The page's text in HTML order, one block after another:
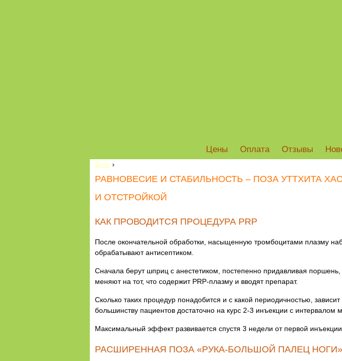
Цены Оплата Отзывы
Блог ›
РАВНОВЕСИЕ И СТАБИЛЬНОСТЬ – ПОЗА УТТХИТА
И ОТСТРОЙКОЙ
КАК ПРОВОДИТСЯ ПРОЦЕДУРА PRP
После окончательной обработки, насыщенную тромбоцитами плазму
обрабатывают антисептиком.
Сначала берут шприц с анестетиком, постепенно придавливая поршень,
меняют на тот, что содержит PRP-плазму и вводят препарат.
Сколько таких процедур понадобится и с какой периодичностью,
большинству пациентов достаточно на курс 2-3 инъекции с интервалом
Максимальный эффект развивается спустя 3 недели от первой
РАСШИРЕННАЯ ПОЗА «РУКА-БОЛЬШОЙ ПАЛЕЦ НОГИ»